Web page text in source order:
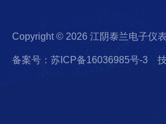
Copyright © 2026 江阴泰兰电子仪
备案号：苏ICP备16036985号-3